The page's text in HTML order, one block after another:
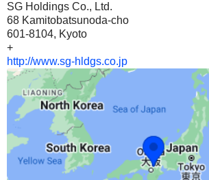
SUMITOMO MITSUI FINANCIAL
HOKUHOKU FINANCIAL GROUP,
SG Holdings Co., Ltd.
68 Kamitobatsunoda-cho
601-8104, Kyoto
+
http://www.sg-hldgs.co.jp